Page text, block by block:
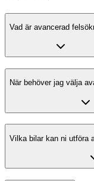
Vad är avancerad
När behöver jag välja
Vilka bilar kan ni utföra